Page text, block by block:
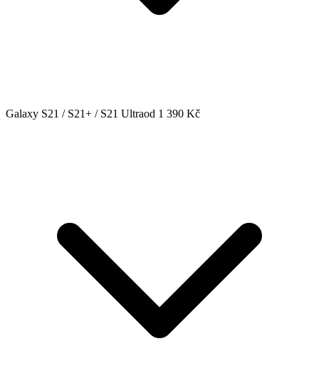
Galaxy S21 / S21+ / S21 Ultraod 1 390 Kč